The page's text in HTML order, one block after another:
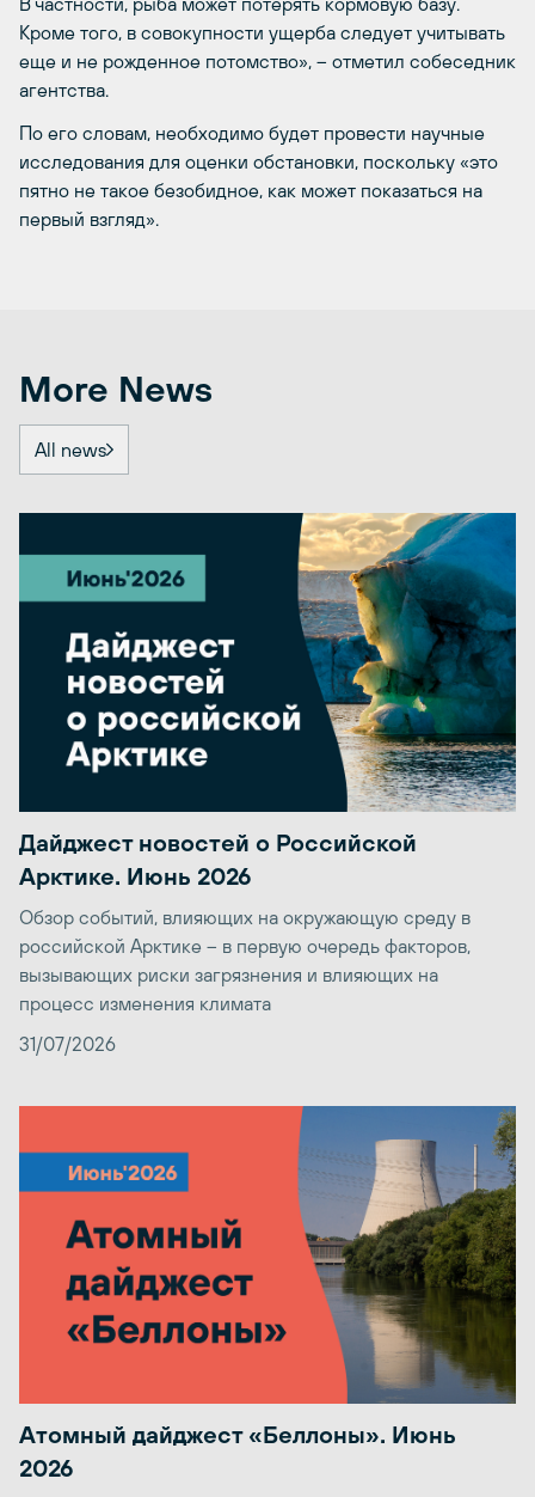
Кроме того, в совокупности ущерба следует учитывать
еще и не рожденное потомство», – отметил собеседник
агентства.
По его словам, необходимо будет провести научные
исследования для оценки обстановки, поскольку «это
пятно не такое безобидное, как может показаться на
первый взгляд».
More News
All news
Дайджест новостей о Российской
Арктике. Июнь 2026
Обзор событий, влияющих на окружающую среду в
российской Арктике – в первую очередь факторов,
вызывающих риски загрязнения и влияющих на
процесс изменения климата
31/07/2026
Атомный дайджест «Беллоны». Июнь
2026